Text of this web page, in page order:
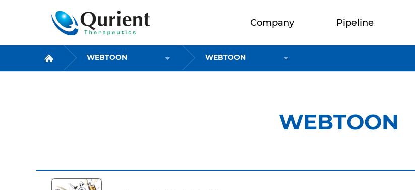
Company Pipeline
WEBTOON WEBTOON
WEBTOON